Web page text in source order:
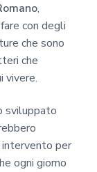
,
con degli
che sono
che
vivere.
sviluppato
per
ogni giorno